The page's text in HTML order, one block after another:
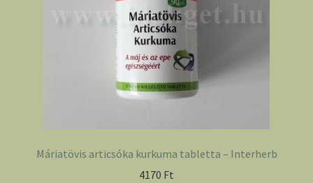
Máriatövis articsóka kurkuma tabletta – Interherb
4170 Ft